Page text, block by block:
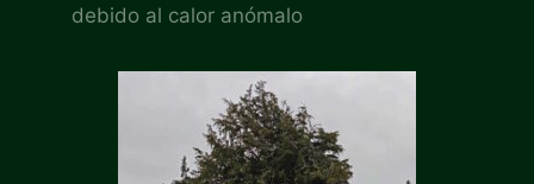
debido al calor anómalo